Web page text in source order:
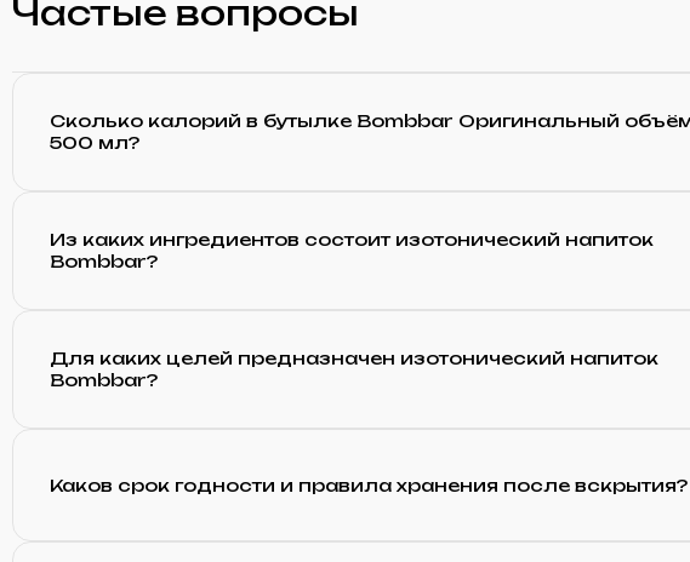
Частые вопросы
Сколько калорий в бутылке Bombbar Оригинальный
500 мл?
Из каких ингредиентов состоит изотонический напиток
Bombbar?
Для каких целей предназначен изотонический напиток
Bombbar?
Каков срок годности и правила хранения после вскрытия?